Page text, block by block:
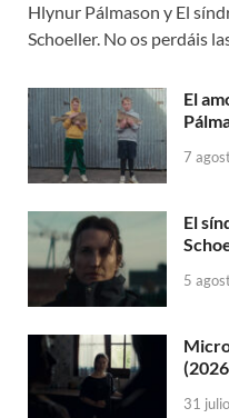
Hlynur Pálmason y El
Schoeller. No os perdáis
El
7
El
5
31